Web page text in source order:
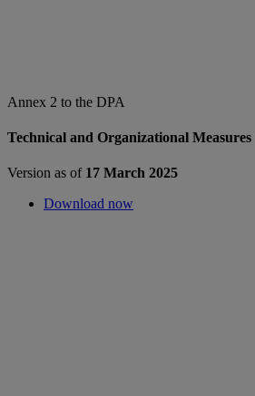
Annex 2 to the DPA
Technical and Organizational Measures
Version as of 17 March 2025
Download now